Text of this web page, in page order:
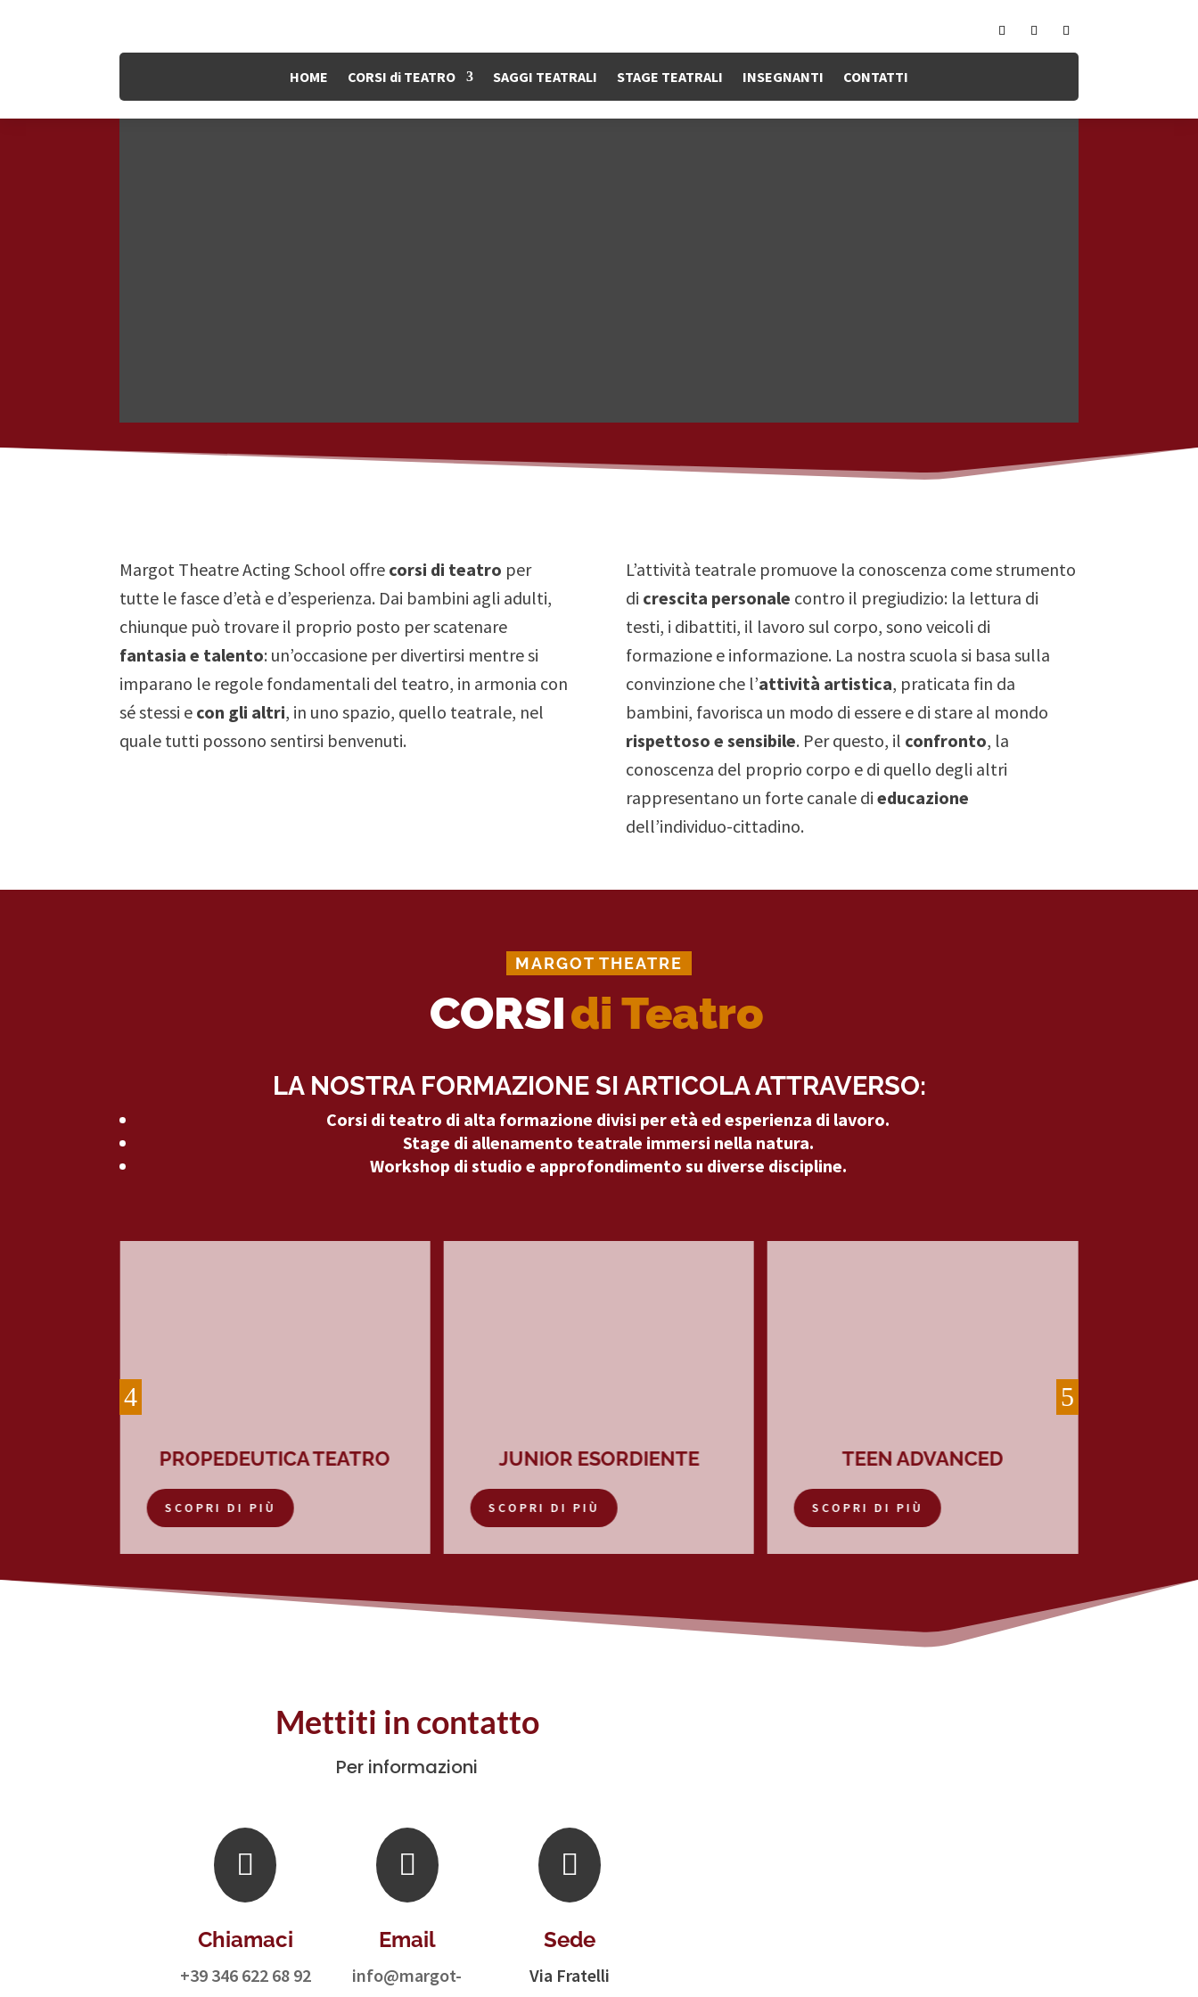
HOME CORSI di TEATRO SAGGI TEATRALI STAGE TEATRALI INSEGNANTI CONTATTI
Margot Theatre Acting School offre corsi di teatro per
tutte le fasce d’età e d’esperienza. Dai bambini agli adulti,
chiunque può trovare il proprio posto per scatenare
fantasia e talento: un’occasione per divertirsi mentre si
imparano le regole fondamentali del teatro, in armonia con
sé stessi e con gli altri, in uno spazio, quello teatrale, nel
quale tutti possono sentirsi benvenuti.
L’attività teatrale promuove la conoscenza come strumento
di crescita personale contro il pregiudizio: la lettura di
testi, i dibattiti, il lavoro sul corpo, sono veicoli di
formazione e informazione. La nostra scuola si basa sulla
convinzione che l’attività artistica, praticata fin da
bambini, favorisca un modo di essere e di stare al mondo
rispettoso e sensibile. Per questo, il confronto, la
conoscenza del proprio corpo e di quello degli altri
rappresentano un forte canale di educazione
dell’individuo-cittadino.
MARGOT THEATRE
CORSIdi Teatro
LA NOSTRA FORMAZIONE SI ARTICOLA ATTRAVERSO:
Corsi di teatro di alta formazione divisi per età ed esperienza di lavoro.
Stage di allenamento teatrale immersi nella natura.
Workshop di studio e approfondimento su diverse discipline.
PROPEDEUTICA TEATRO
SCOPRI DI PIÙ
JUNIOR ESORDIENTE
SCOPRI DI PIÙ
TEEN ADVANCED
SCOPRI DI PIÙ
Mettiti in contatto
Per informazioni

Chiamaci
+39 346 622 68 92

Email
info@margot-

Sede
Via Fratelli